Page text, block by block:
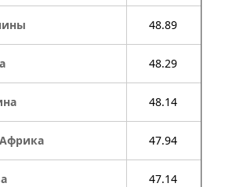
48.89
48.29
48.14
47.94
47.14